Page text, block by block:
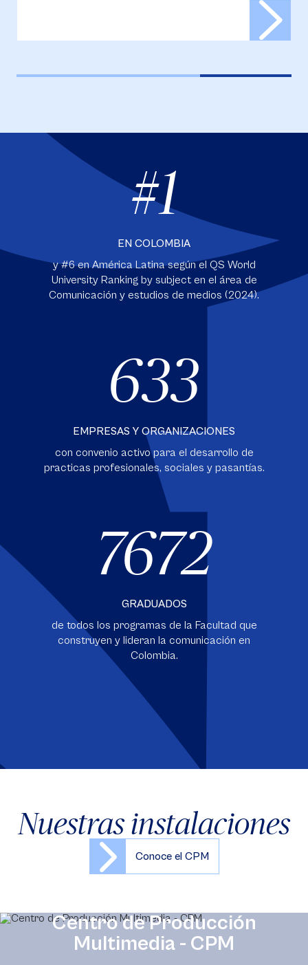
#1
EN COLOMBIA
y #6 en América Latina según el QS World
University Ranking by subject en el área de
Comunicación y estudios de medios (2024).
633
EMPRESAS Y ORGANIZACIONES
con convenio activo para el desarrollo de
practicas profesionales, sociales y pasantías.
7672
GRADUADOS
de todos los programas de la Facultad que
construyen y lideran la comunicación en
Colombia.
Nuestras instalaciones
Conoce el CPM
Centro de Producción
Multimedia - CPM